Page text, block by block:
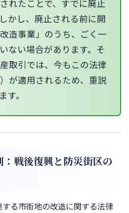
れたことで、すでに廃止
かし、廃止される前に開
造事業」のうち、ごく一
ない場合があります。そ
取引では、今もこの法律
が適用されるため、重説
す。
戦後復興と防災街区の
する市街地の改造に関する法律